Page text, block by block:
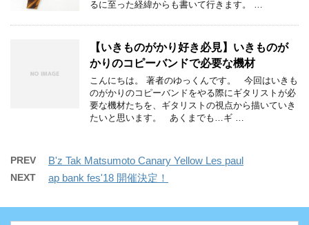
るに至った経緯からも書いて行きます。 …
【いきものがかり好き必見】いきものが
かりのコピーバンドで必要な機材
こんにちは。 著者のゆっくんです。 今回はいきも
のがかりのコピーバンドをやる際にギタリストが必
要な機材たちを、ギタリストの視点から描いていき
たいと思います。 あくまでも…ギ …
PREV B'z Tak Matsumoto Canary Yellow Les paul
NEXT ap bank fes'18 開催決定！